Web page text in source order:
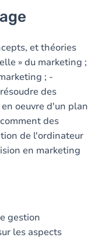
et théories
» du marketing ;
; -
des
oeuvre d'un plan
des
de l'ordinateur
en marketing
gestion
les aspects